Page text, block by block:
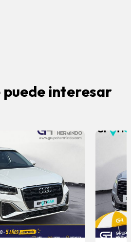
puede interesar